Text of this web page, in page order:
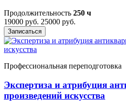
Продолжительность 250 ч
19000 руб. 25000 руб.
Записаться
Профессиональная переподготовка
Экспертиза и атрибуция
произведений искусства